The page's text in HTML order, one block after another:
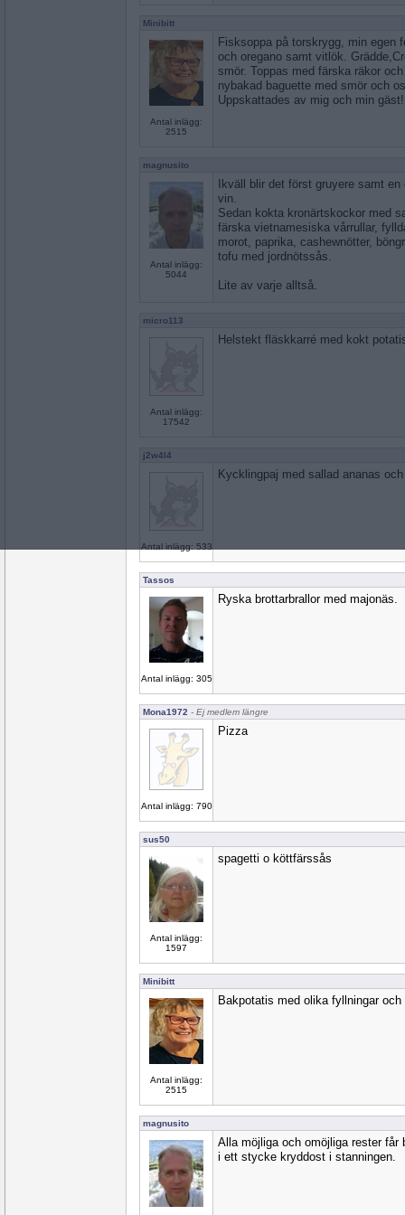
Minibitt
Antal inlägg:
2515
Fisksoppa på torskrygg, min egen
och oregano samt vitlök.
smör. Toppas med färska räkor
nybakad baguette med smör och
Uppskattades av mig och min
magnusito
Antal inlägg:
5044
Ikväll blir det först gruyere samt
vin.
Sedan kokta kronärtskockor med
färska vietnamesiska vårrullar,
morot, paprika, cashewnötter,
tofu med jordnötssås.
Lite av varje alltså.
micro113
Antal inlägg:
17542
Helstekt fläskkarré med kokt
j2w4l4
Antal inlägg: 533
Kycklingpaj med sallad ananas
Tassos
Antal inlägg: 305
Ryska brottarbrallor med majonäs.
Mona1972 - Ej medlem längre
Antal inlägg: 790
Pizza
sus50
Antal inlägg:
1597
spagetti o köttfärssås
Minibitt
Antal inlägg:
2515
Bakpotatis med olika fyllningar
magnusito
Alla möjliga och omöjliga rester får
i ett stycke kryddost i stanningen.